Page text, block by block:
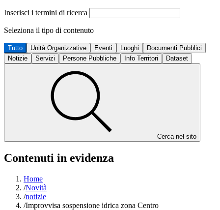
Inserisci i termini di ricerca
Seleziona il tipo di contenuto
Tutto Unità Organizzative Eventi Luoghi
Documenti Pubblici
Notizie
Servizi Persone Pubbliche Info Territori Dataset
Cerca nel sito
Contenuti in evidenza
Home
/Novità
/notizie
/Improvvisa sospensione idrica zona Centro